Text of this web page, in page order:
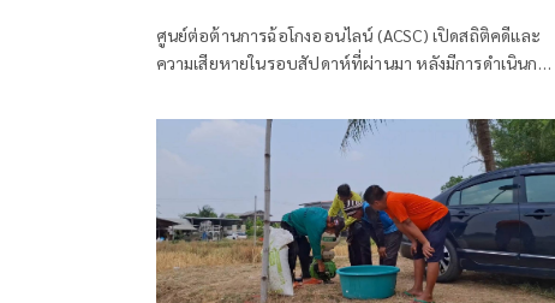
ศูนย์ต่อต้านการฉ้อโกงออนไลน์ (ACSC) เปิดสถิติคดีและ
ความเสียหายในรอบสัปดาห์ที่ผ่านมา หลังมีการดำเนินการ
ตั้งแต่วันที่ 17 - 23 พ.ค. 69